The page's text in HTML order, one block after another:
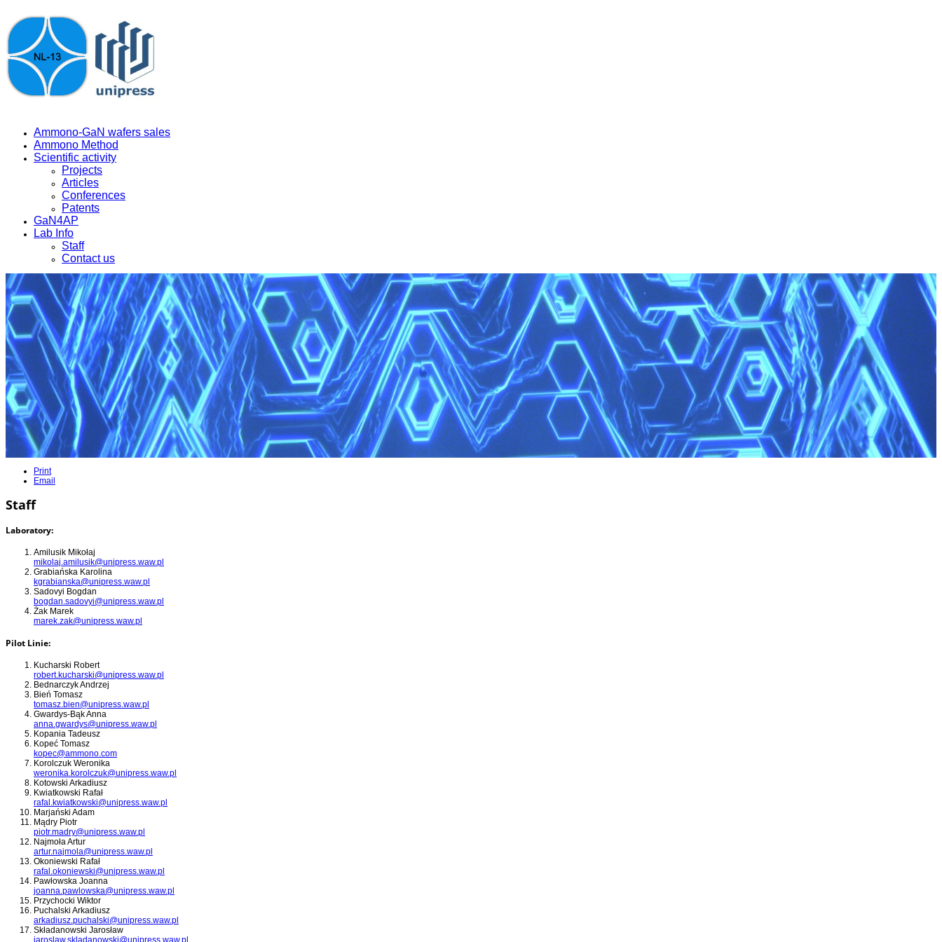
Ammono-GaN wafers sales
Ammono Method
Scientific activity
Projects
Articles
Conferences
Patents
GaN4AP
Lab Info
Staff
Contact us
Print
Email
Staff
Laboratory:
Amilusik Mikołaj
mikolaj.amilusik@unipress.waw.pl
Grabiańska Karolina
kgrabianska@unipress.waw.pl
Sadovyi Bogdan
bogdan.sadovyi@unipress.waw.pl
Żak Marek
marek.zak@unipress.waw.pl
Pilot Linie:
Kucharski Robert
robert.kucharski@unipress.waw.pl
Bednarczyk Andrzej
Bień Tomasz
tomasz.bien@unipress.waw.pl
Gwardys-Bąk Anna
anna.gwardys@unipress.waw.pl
Kopania Tadeusz
Kopeć Tomasz
kopec@ammono.com
Korolczuk Weronika
weronika.korolczuk@unipress.waw.pl
Kotowski Arkadiusz
Kwiatkowski Rafał
rafal.kwiatkowski@unipress.waw.pl
Marjański Adam
Mądry Piotr
piotr.madry@unipress.waw.pl
Najmoła Artur
artur.najmola@unipress.waw.pl
Okoniewski Rafał
rafal.okoniewski@unipress.waw.pl
Pawłowska Joanna
joanna.pawlowska@unipress.waw.pl
Przychocki Wiktor
Puchalski Arkadiusz
arkadiusz.puchalski@unipress.waw.pl
Składanowski Jarosław
jaroslaw.skladanowski@unipress.waw.pl